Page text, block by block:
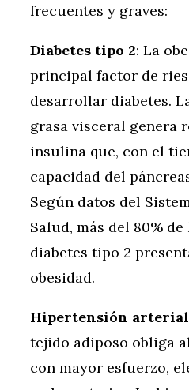
frecuentes y graves:
Diabetes tipo 2: La
principal factor de
desarrollar diabetes.
grasa visceral genera
insulina que, con el
capacidad del
Según datos del
Salud, más del 80%
diabetes tipo 2
obesidad.
Hipertensión arterial
tejido adiposo obliga
con mayor esfuerzo,